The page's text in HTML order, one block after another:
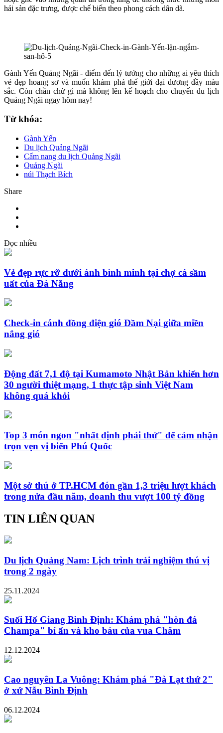
hải sản đặc trưng, được chế biến theo phong cách dân dã.
Gành Yến Quảng Ngãi - điểm đến lý tưởng cho những ai yêu thích
vẻ đẹp hoang sơ và muốn khám phá thế giới đại dương đầy màu
sắc. Còn chần chừ gì mà không lên kế hoạch cho chuyến du lịch
Quảng Ngãi ngay hôm nay!
Từ khóa:
Gành Yến
Du lịch Quảng Ngãi
Cẩm nang du lịch Quảng Ngãi
Quảng Ngãi
núi Thạch Bích
Share
Đọc nhiều
Vẻ đẹp rực rỡ dưới ánh bình minh tại chợ cá sầm
uất của Đà Nẵng
Check-in cánh đồng điện gió Đầm Nại giữa miền
nắng gió
Động đất 7,1 độ tại Kumamoto Nhật Bản khiến hơn
30 người thiệt mạng, 1 thực tập sinh Việt Nam
không quá khỏi
Top 3 món ngon "nhất định phải thử" để cảm nhận
trọn vẹn vị biển Phú Quốc
Một sở thú ở TP.HCM đón gần 1,3 triệu lượt khách
trong nửa đầu năm, doanh thu vượt 100 tỷ đồng
TIN LIÊN QUAN
Du lịch Quảng Nam: Lịch trình trải nghiệm thú vị
trong 2 ngày
25.11.2024
Suối Hố Giang Bình Định: Khám phá "hòn đá
Champa" bí ẩn và kho báu của vua Chăm
12.12.2024
Cao nguyên La Vuông: Khám phá "Đà Lạt thứ 2"
ở xứ Nẫu Bình Định
06.12.2024